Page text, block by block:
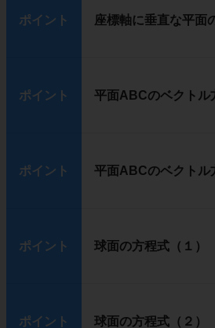
ポイント 座標軸に垂直な平面
ポイント 平面ABCのベクトル
ポイント 平面ABCのベクトル
ポイント 球面の方程式（１）
ポイント 球面の方程式（２）